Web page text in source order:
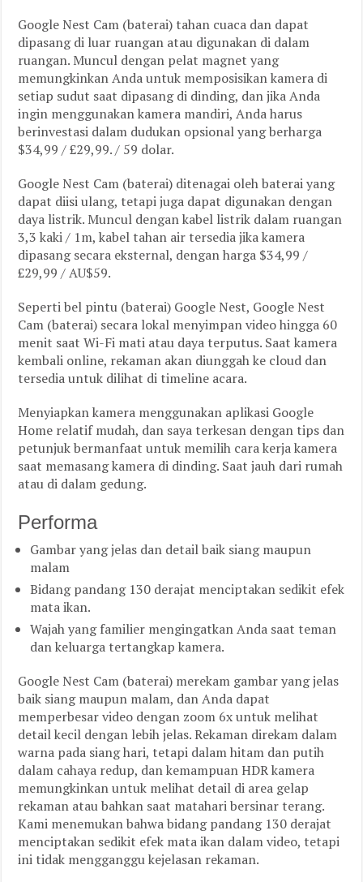
Google Nest Cam (baterai) tahan cuaca dan dapat
dipasang di luar ruangan atau digunakan di dalam
ruangan. Muncul dengan pelat magnet yang
memungkinkan Anda untuk memposisikan kamera di
setiap sudut saat dipasang di dinding, dan jika Anda
ingin menggunakan kamera mandiri, Anda harus
berinvestasi dalam dudukan opsional yang berharga
$34,99 / £29,99. / 59 dolar.
Google Nest Cam (baterai) ditenagai oleh baterai yang
dapat diisi ulang, tetapi juga dapat digunakan dengan
daya listrik. Muncul dengan kabel listrik dalam ruangan
3,3 kaki / 1m, kabel tahan air tersedia jika kamera
dipasang secara eksternal, dengan harga $34,99 /
£29,99 / AU$59.
Seperti bel pintu (baterai) Google Nest, Google Nest
Cam (baterai) secara lokal menyimpan video hingga 60
menit saat Wi-Fi mati atau daya terputus. Saat kamera
kembali online, rekaman akan diunggah ke cloud dan
tersedia untuk dilihat di timeline acara.
Menyiapkan kamera menggunakan aplikasi Google
Home relatif mudah, dan saya terkesan dengan tips dan
petunjuk bermanfaat untuk memilih cara kerja kamera
saat memasang kamera di dinding. Saat jauh dari rumah
atau di dalam gedung.
Performa
Gambar yang jelas dan detail baik siang maupun
malam
Bidang pandang 130 derajat menciptakan sedikit efek
mata ikan.
Wajah yang familier mengingatkan Anda saat teman
dan keluarga tertangkap kamera.
Google Nest Cam (baterai) merekam gambar yang jelas
baik siang maupun malam, dan Anda dapat
memperbesar video dengan zoom 6x untuk melihat
detail kecil dengan lebih jelas. Rekaman direkam dalam
warna pada siang hari, tetapi dalam hitam dan putih
dalam cahaya redup, dan kemampuan HDR kamera
memungkinkan untuk melihat detail di area gelap
rekaman atau bahkan saat matahari bersinar terang.
Kami menemukan bahwa bidang pandang 130 derajat
menciptakan sedikit efek mata ikan dalam video, tetapi
ini tidak mengganggu kejelasan rekaman.